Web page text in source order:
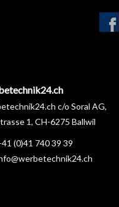
à toutes vos questions,
c/o Soral AG,
1, CH-6275 Ballwil
(0)41 740 39 39